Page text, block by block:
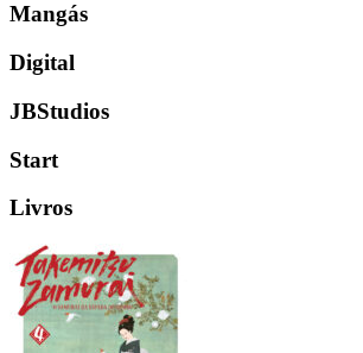
Mangás
Digital
JBStudios
Start
Livros